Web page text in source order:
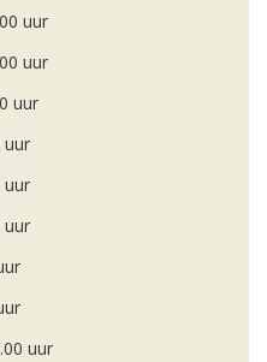
uur
uur
uur
uur
uur
uur
uur